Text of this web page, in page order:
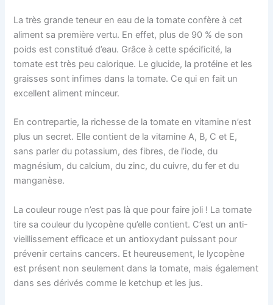
La très grande teneur en eau de la tomate confère à cet
aliment sa première vertu. En effet, plus de 90 % de son
poids est constitué d’eau. Grâce à cette spécificité, la
tomate est très peu calorique. Le glucide, la protéine et les
graisses sont infimes dans la tomate. Ce qui en fait un
excellent aliment minceur.
En contrepartie, la richesse de la tomate en vitamine n’est
plus un secret. Elle contient de la vitamine A, B, C et E,
sans parler du potassium, des fibres, de l’iode, du
magnésium, du calcium, du zinc, du cuivre, du fer et du
manganèse.
La couleur rouge n’est pas là que pour faire joli ! La tomate
tire sa couleur du lycopène qu’elle contient. C’est un anti-
vieillissement efficace et un antioxydant puissant pour
prévenir certains cancers. Et heureusement, le lycopène
est présent non seulement dans la tomate, mais également
dans ses dérivés comme le ketchup et les jus.